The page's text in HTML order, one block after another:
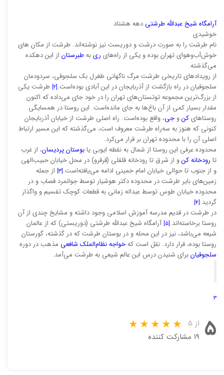
آرامگاه شیخ عبدالله طرشتی دهه هشتاد
خوشیدی
نام طرشت را به صورت درشت و دوریست نیز نوشته‌اند. طرشت از مکان های
خوش‌آب‌وهوای تهران بوده و یکی از راه‌های ریبهطبرستان از این دهکده
می‌گذشته.
از رویدادهای تاریخی طرشت مرگ ناگهانی طغرل بک سلجوقی، سردودمان
سلجوقیان در راه بازگشت از آذربایجان در این آبادی بوده‌است.[۲]
طرشت یکی
از بزرگ‌ترین مجموعه توتستان‌های تهران را در خود جای می‌داده که اکنون
مقدار بسیار کمی از آن باغ‌ها به جای مانده‌است. این روستا در همسایگی
روستاهایکنو جی، واقع بوده‌است. راه اصلی طرشت از خیابان آذربایجان
کنونی که هنوز به سه‌راه طرشت معروف است، می‌گذشته که این مسیر ارتباط
اصلی آن را با محدوده تهران بر قرار می‌کرد.
محدوده عرفی این روستا از شمال به نقطه ایوبی یابوستان پردیسان، از غرب
تا رودخانه کنو از شرق تا رودخانه قلقلی (قرقرو) در محل خیابان حبیب‌الهی
و از جنوب تا حوالی خیابان امام خمینی ادامه می‌یافته‌است.[۳]
از جمله
زمین‌های بایر طرشت در محدوده دکتر هوشیار توسط جوانمرد قصاب و در
محدوده خیابان طوس توسط عبداله زمانی به قطعات کوچک تقسیم و واگذار
گردید.[۴]
در طرشت در قدیم مدرسه آموزش اسلامی وجود داشته و مشایخ چندی از آن
روستا برخاسته‌اند.[۵]
آرامگاه شیخ عبدالله طرشتی (دوریستی) که از عالمان
شیعه می‌باشد، نیز در این محله و در بوستان طرشت که در گذشته، گورستان
روستا بوده، قرار دارد. نقل است کهخواجه نظام‌الملک شافعی مذهب در دوره
سلجوقیانبرای شنیدن درس این عالم شیعی به طرشت می‌آمد.
۳
۵ از ۵
۱۹ مشارکت کننده